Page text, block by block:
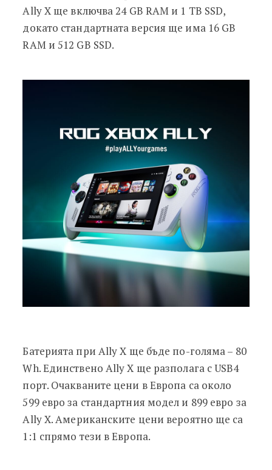
Ally X ще включва 24 GB RAM и 1 TB SSD,
докато стандартната версия ще има 16 GB
RAM и 512 GB SSD.
Батерията при Ally X ще бъде по-голяма – 80
Wh. Единствено Ally X ще разполага с USB4
порт. Очакваните цени в Европа са около
599 евро за стандартния модел и 899 евро за
Ally X. Американските цени вероятно ще са
1:1 спрямо тези в Европа.